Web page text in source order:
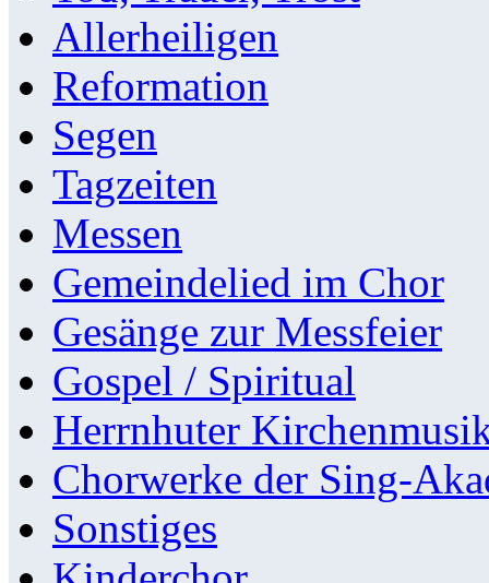
Allerheiligen
Reformation
Segen
Tagzeiten
Messen
Gemeindelied im Chor
Gesänge zur Messfeier
Gospel / Spiritual
Herrnhuter
Chorwerke der Sing-
Sonstiges